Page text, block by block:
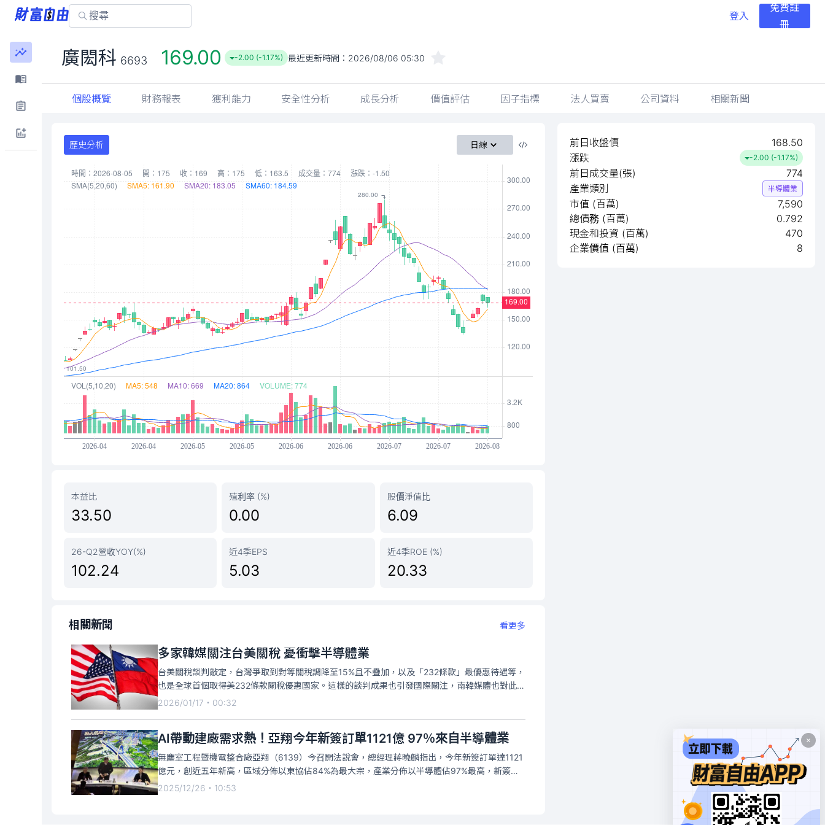
登入
免費註
冊
廣閎科 6693 169.00 -2.00 (-1.17%) 最近更新時間： 2026/08/06 05:30
個股概覽 財務報表 獲利能力 安全性分析 成長分析 價值評估 因子指標 法人買賣 公司資料 相關新聞
歷史分析 日線
本益比
33.50
殖利率 (%)
0.00
股價淨值比
6.09
26-Q2營收YOY(%)
102.24
近4季EPS
5.03
近4季ROE (%)
20.33
相關新聞 看更多
多家韓媒關注台美關稅 憂衝擊半導體業
台美關稅談判敲定，台灣爭取到對等關稅調降至15%且不疊加，以及「232條款」最優惠待遇等，
也是全球首個取得美232條款關稅優惠國家。這樣的談判成果也引發國際關注，南韓媒體也對此進
行報導，由於與台灣半導體產業有競爭關係，擔心韓國半導體展業會受到影響，多家韓媒也關
2026/01/17・00:32
AI帶動建廠需求熱！亞翔今年新簽訂單1121億 97％來自半導體業
無塵室工程暨機電整合廠亞翔（6139）今召開法說會，總經理蔣曉麟指出，今年新簽訂單達1121
億元，創近五年新高，區域分佈以東協佔84%為最大宗，產業分佈以半導體佔97%最高，新簽訂
單幾乎皆來自半導體，公共工程（如捷運、機場）接案較少。在建工程合約金額累計達1753億
2025/12/26・10:53
前日收盤價
168.50
漲跌
-2.00 (-1.17%)
前日成交量(張)
774
產業類別
半導體業
市值 (百萬)
7,590
總債務 (百萬)
0.792
現金和投資 (百萬)
470
企業價值 (百萬)
8